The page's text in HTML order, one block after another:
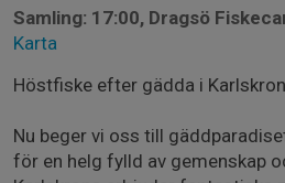
Samling: 17:00, Dragsö
Karta
Höstfiske efter gädda i
Nu beger vi oss till
för en helg fylld av gemenskap